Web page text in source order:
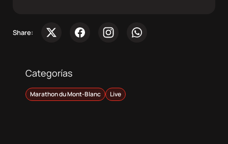
Share:
Categorías
Marathon du Mont-Blanc Live